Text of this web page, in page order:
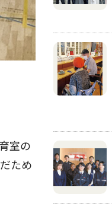
室の
ため